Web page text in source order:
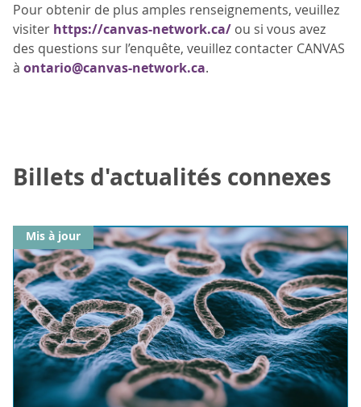
Pour obtenir de plus amples renseignements, veuillez
visiter https://canvas-network.ca/ ou si vous avez
des questions sur l’enquête, veuillez contacter CANVAS
à ontario@canvas-network.ca.
Billets d'actualités connexes
Mis à jour